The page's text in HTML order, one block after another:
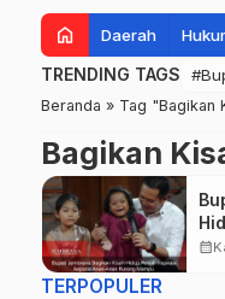
home Daerah
TRENDING TAGS
Beranda » Tag "Bagikan
Bagikan
calendar_month
TERPOPULER